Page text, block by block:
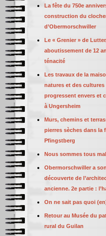
La fête du 750e
construction du
d’Obermorschwiller
Le « Grenier » de
aboutissement de 12
ténacité
Les travaux de la
natures et des cultures
progressent envers et
à Ungersheim
Murs, chemins et
pierres sèches dans la
Pfingstberg
Nous sommes tous
Obermorschwiller a
découverte de
ancienne. 2e partie :
On ne sait pas quoi
Retour au Musée du
rural du Guilan